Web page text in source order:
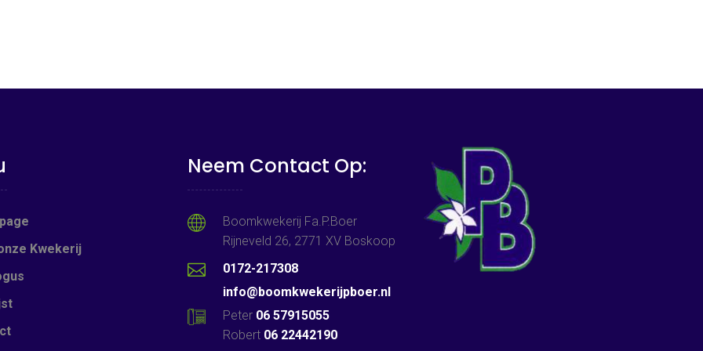
Kwekerij
Neem Contact Op:
Boomkwekerij Fa.P.Boer
Rijneveld 26, 2771 XV Boskoop
0172-217308
info@boomkwekerijpboer.nl
Peter 06 57915055
Robert 06 22442190